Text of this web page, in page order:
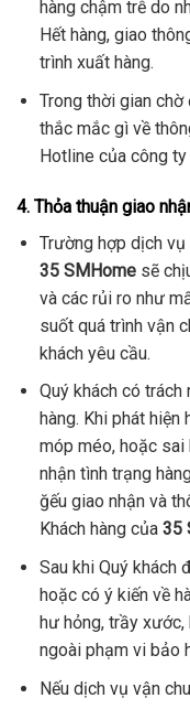
hàng chậm trễ do
Hết hàng, giao
trình xuất hàng.
Trong thời gian chờ
thắc mắc gì về
Hotline của công
4. Thỏa thuận giao
Trường hợp dịch vụ
35 SMHomesẽ
và các rủi ro như
suốt quá trình vận
khách yêu cầu.
Quý khách có trách
hàng. Khi phát
móp méo, hoặc sai
nhận tình trạng
ğếu giao nhận và
Khách hàng của 35
Sau khi Quý khách
hoặc có ý kiến về
hư hỏng, trầy xước,
ngoài phạm vi bảo
Nếu dịch vụ vận